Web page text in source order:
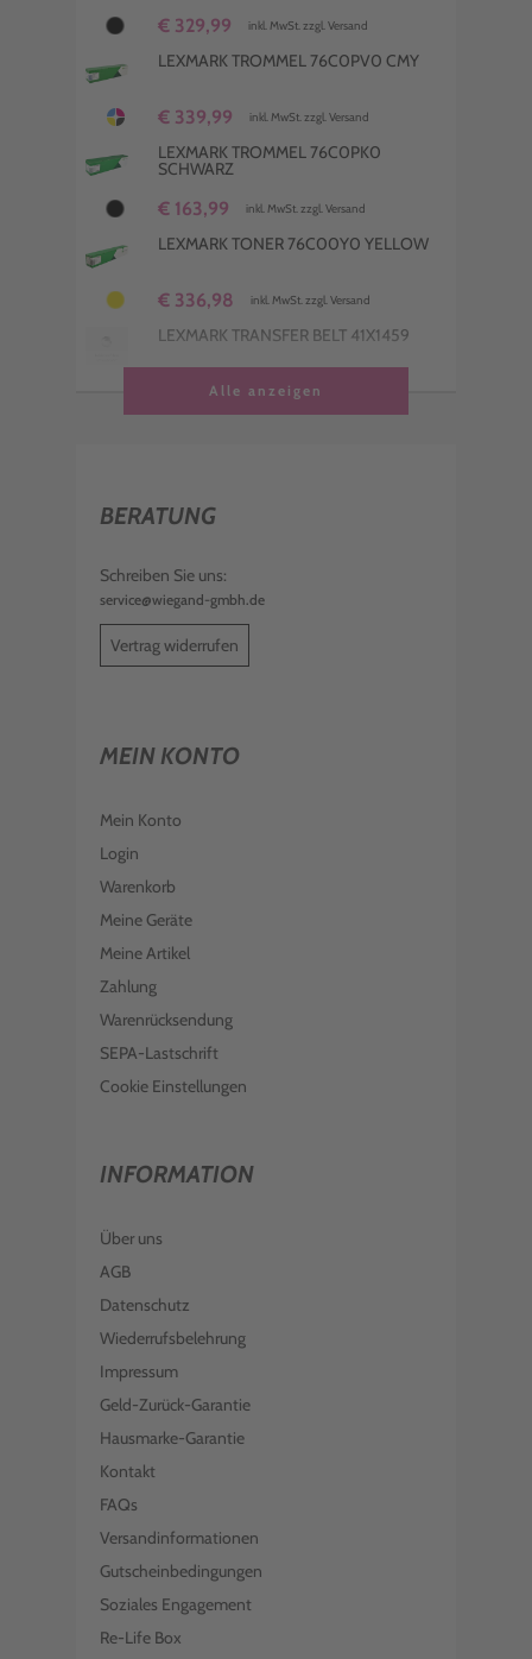
€ 329,99 inkl. MwSt. zzgl. Versand
LEXMARK TROMMEL 76C0PV0 CMY
€ 339,99 inkl. MwSt. zzgl. Versand
LEXMARK TROMMEL 76C0PK0
SCHWARZ
€ 163,99 inkl. MwSt. zzgl. Versand
LEXMARK TONER 76C00Y0 YELLOW
€ 336,98 inkl. MwSt. zzgl. Versand
LEXMARK TRANSFER BELT 41X1459
€ 631,99 inkl. MwSt. zzgl. Versand
LEXMARK TONER 76C00C0 CYAN
€ 162,99
Alle anzeigen
BERATUNG
Schreiben Sie uns:
service@wiegand-gmbh.de
Vertrag widerrufen
MEIN KONTO
Mein Konto
Login
Warenkorb
Meine Geräte
Meine Artikel
Zahlung
Warenrücksendung
SEPA-Lastschrift
Cookie Einstellungen
INFORMATION
Über uns
AGB
Datenschutz
Wiederrufsbelehrung
Impressum
Geld-Zurück-Garantie
Hausmarke-Garantie
Kontakt
FAQs
Versandinformationen
Gutscheinbedingungen
Soziales Engagement
Re-Life Box